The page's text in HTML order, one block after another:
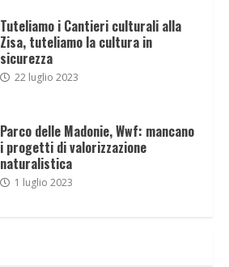
Tuteliamo i Cantieri culturali alla
Zisa, tuteliamo la cultura in
sicurezza
22 luglio 2023
Parco delle Madonie, Wwf: mancano
i progetti di valorizzazione
naturalistica
1 luglio 2023